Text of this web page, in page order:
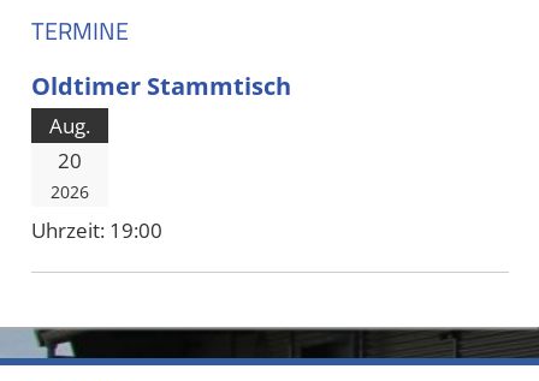
TERMINE
Oldtimer Stammtisch
Aug.
20
2026
Uhrzeit: 19:00